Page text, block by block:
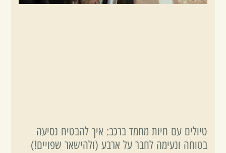
טיולים עם חיות מחמד ברכב: איך להבטיח נסיעה
בטוחה ונעימה לחבר על ארבע (ולהישאר שפויים!)